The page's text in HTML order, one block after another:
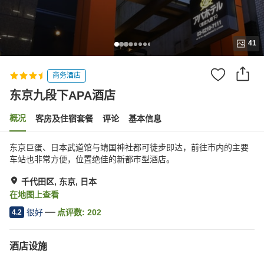
41
商务酒店
东京九段下APA酒店
概况 客房及住宿套餐 评论 基本信息
东京巨蛋、日本武道馆与靖国神社都可徒步即达，前往市内的主要
车站也非常方便，位置绝佳的新都市型酒店。
千代田区, 东京, 日本
在地图上查看
4.2 很好 点评数: 202
酒店设施